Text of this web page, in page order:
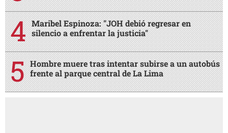
Maribel Espinoza: "JOH debió regresar en
silencio a enfrentar la justicia"
Hombre muere tras intentar subirse a un autobús
frente al parque central de La Lima